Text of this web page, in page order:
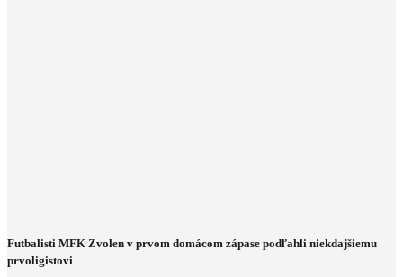
Futbalisti MFK Zvolen v prvom domácom zápase podľahli niekdajšiemu
prvoligistovi